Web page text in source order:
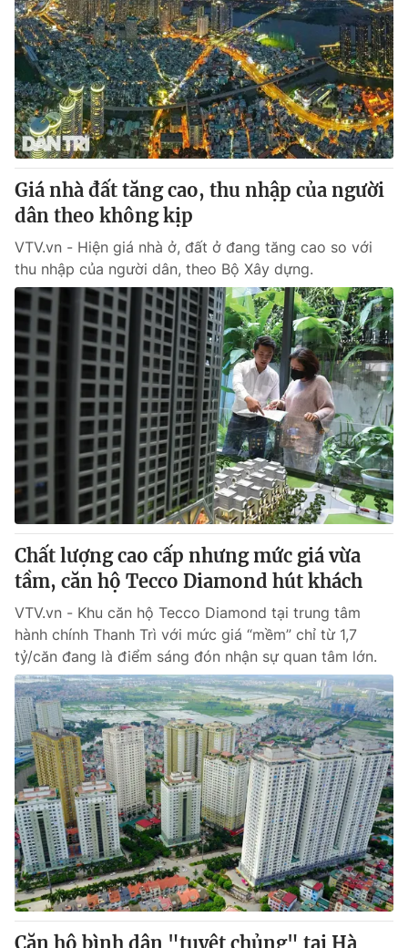
® Cấm sao chép dưới mọi hình thức nếu không có sự chấp
thuận bằng văn bản. Ghi rõ nguồn VTV.vn khi phát hành lại
thông tin từ website này.
Giá nhà đất tăng cao, thu nhập của người
dân theo không kịp
VTV.vn - Hiện giá nhà ở, đất ở đang tăng cao so với
thu nhập của người dân, theo Bộ Xây dựng.
Chất lượng cao cấp nhưng mức giá vừa
tầm, căn hộ Tecco Diamond hút khách
VTV.vn - Khu căn hộ Tecco Diamond tại trung tâm
hành chính Thanh Trì với mức giá “mềm” chỉ từ 1,7
tỷ/căn đang là điểm sáng đón nhận sự quan tâm lớn.
Căn hộ bình dân "tuyệt chủng" tại Hà